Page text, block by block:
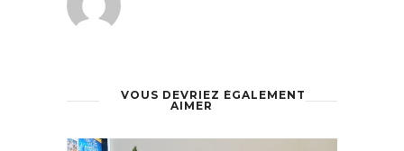
VOUS DEVRIEZ ÉGALEMENT
AIMER